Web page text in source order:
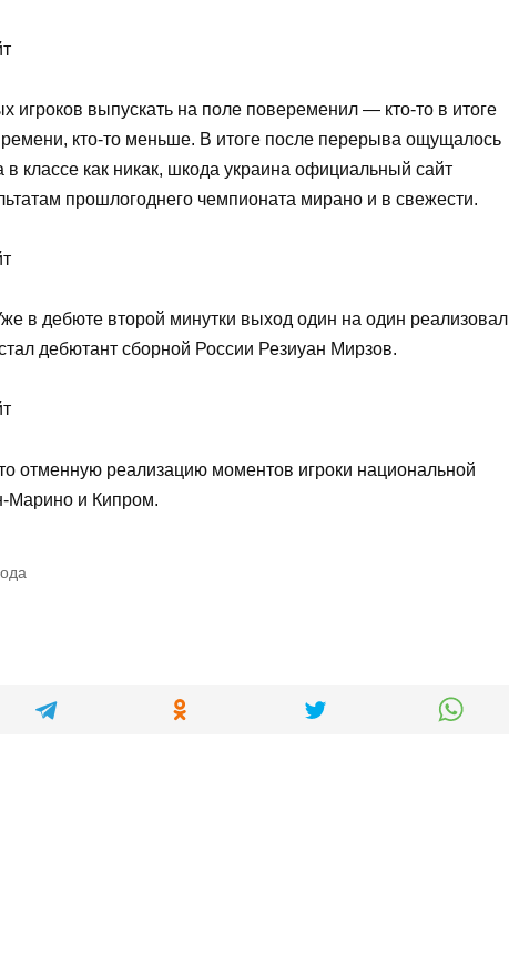
игроков выпускать на поле повеременил — кто-то в итоге
кто-то меньше. В итоге после перерыва ощущалось
классе как никак, шкода украина официальный сайт
прошлогоднего чемпионата мирано и в свежести.
в дебюте второй минутки выход один на один реализовал
дебютант сборной России Резиуан Мирзов.
отменную реализацию моментов игроки национальной
Марино и Кипром.